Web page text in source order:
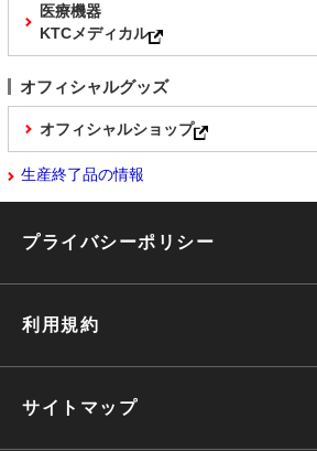
医療機器
KTCメディカル
オフィシャルグッズ
オフィシャルショップ
生産終了品の情報
プライバシーポリシー
利用規約
サイトマップ